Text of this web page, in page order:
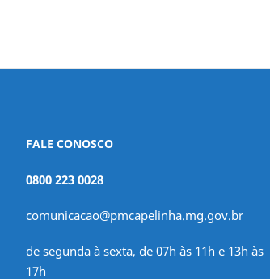
FALE CONOSCO
0800 223 0028
comunicacao@pmcapelinha.mg.gov.br
de segunda à sexta, de 07h às 11h e 13h às
17h